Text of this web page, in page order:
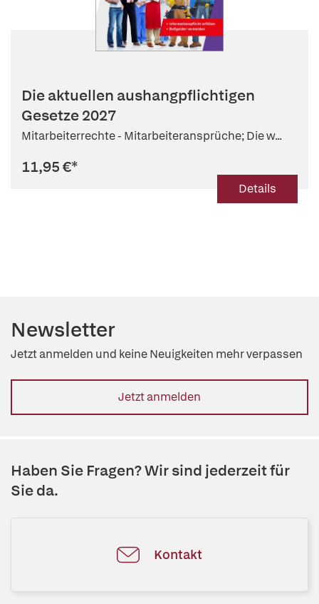
Die aktuellen aushangpflichtigen
Gesetze 2027
Mitarbeiterrechte - Mitarbeiteransprüche; Die w...
11,95 €*
Details
Newsletter
Jetzt anmelden und keine Neuigkeiten mehr verpassen
Jetzt anmelden
Haben Sie Fragen? Wir sind jederzeit für
Sie da.
Kontakt